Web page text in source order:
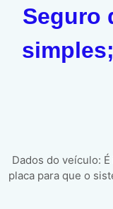
Seguro
Dados do veículo:
placa para que o